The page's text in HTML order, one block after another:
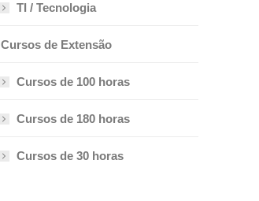
TI / Tecnologia
Cursos de Extensão
Cursos de 100 horas
Cursos de 180 horas
Cursos de 30 horas